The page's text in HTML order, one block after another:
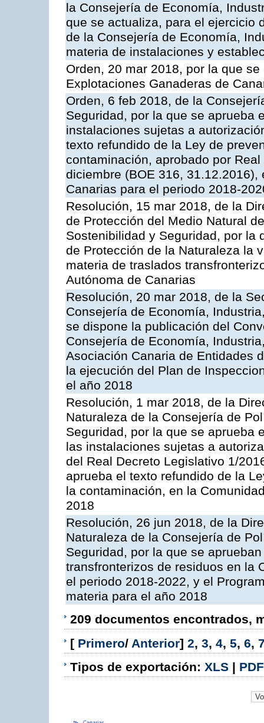
la Consejería de Economía,
que se actualiza, para el ejercicio
de la Consejería de Economía,
materia de instalaciones y
Orden, 20 mar 2018, por la que
Explotaciones Ganaderas de
Orden, 6 feb 2018, de la
Seguridad, por la que se aprueba
instalaciones sujetas a
texto refundido de la Ley de
contaminación, aprobado por
diciembre (BOE 316,
Canarias para el periodo 2018-
Resolución, 15 mar 2018, de la
de Protección del Medio Natural
Sostenibilidad y Seguridad, por la
de Protección de la Naturaleza la
materia de traslados
Autónoma de Canarias
Resolución, 20 mar 2018, de la
Consejería de Economía,
se dispone la publicación del
Consejería de Economía,
Asociación Canaria de Entidades
la ejecución del Plan de
el año 2018
Resolución, 1 mar 2018, de la
Naturaleza de la Consejería de
Seguridad, por la que se aprueba
las instalaciones sujetas a
del Real Decreto Legislativo 1/
aprueba el texto refundido de la
la contaminación, en la
2018
Resolución, 26 jun 2018, de la
Naturaleza de la Consejería de
Seguridad, por la que se
transfronterizos de residuos en la
el periodo 2018-2022, y el
materia para el año 2018
209 documentos encontrados,
[ Primero/ Anterior] 2, 3, 4, 5, 6,
Tipos de exportación: XLS | PDF